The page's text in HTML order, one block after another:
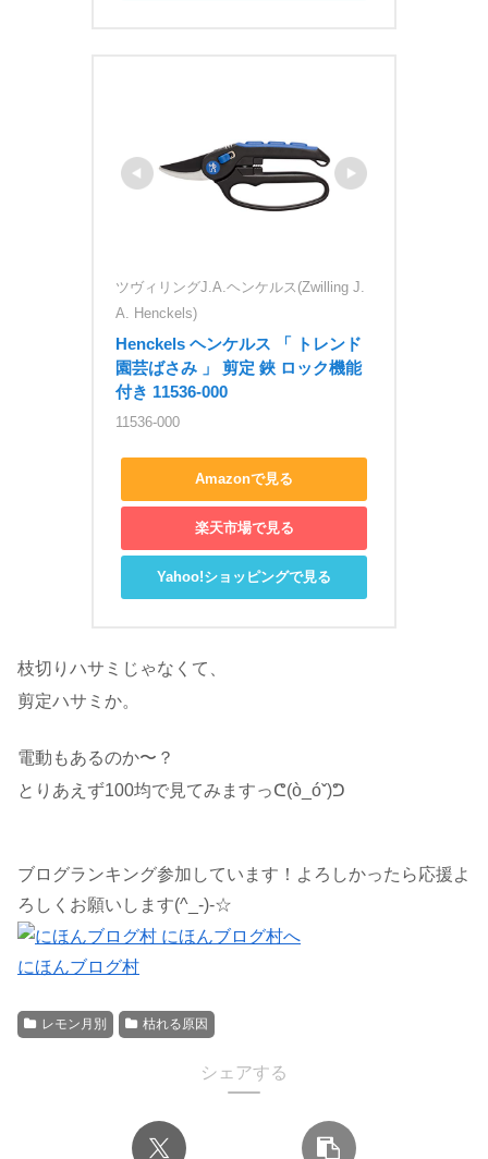
ツヴィリングJ.A.ヘンケルス(Zwilling J.
A. Henckels)
Henckels ヘンケルス 「 トレンド
園芸ばさみ 」 剪定 鋏 ロック機能
付き 11536-000
11536-000
Amazonで見る
楽天市場で見る
Yahoo!ショッピングで見る
枝切りハサミじゃなくて、
剪定ハサミか。
電動もあるのか〜？
とりあえず100均で見てみますっᕦ(ò_óˇ)ᕤ
ブログランキング参加しています！よろしかったら応援よ
ろしくお願いします(^_-)-☆
にほんブログ村
レモン月別 枯れる原因
シェアする